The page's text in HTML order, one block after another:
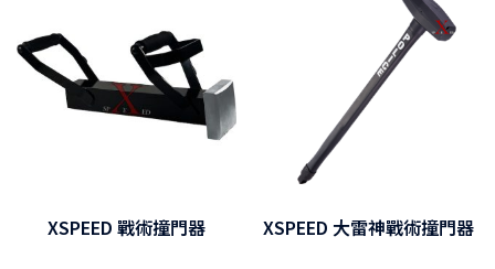
XSPEED 戰術撞門器 XSPEED 大雷神戰術撞門器